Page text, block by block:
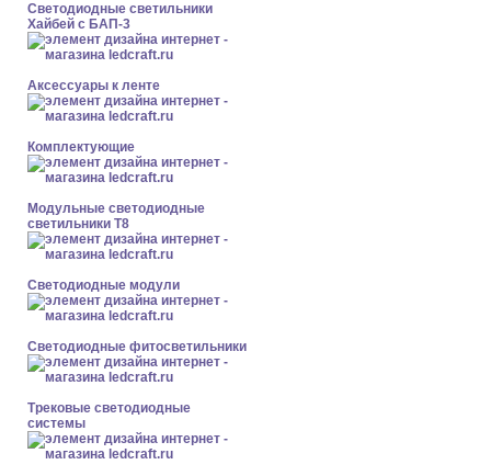
Светодиодные светильники
Хайбей с БАП-3
Аксессуары к ленте
Комплектующие
Модульные светодиодные
светильники Т8
Светодиодные модули
Светодиодные фитосветильники
Трековые светодиодные
системы